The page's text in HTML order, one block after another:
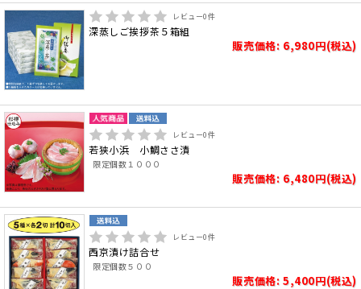
レビュー0件
深蒸しご挨拶茶５箱組
販売価格: 6,980円(税込)
レビュー0件
若狭小浜 小鯛ささ漬
限定個数１０００
販売価格: 6,480円(税込)
レビュー0件
西京漬け詰合せ
限定個数５００
販売価格: 5,400円(税込)